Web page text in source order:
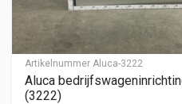
Artikelnummer Aluca-3222
Aluca
(3222)